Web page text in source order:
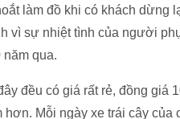
làm đồ khi có khách
vì sự nhiệt tình của người
qua.
đều có giá rất rẻ, đồng giá
hơn. Mỗi ngày xe trái cây